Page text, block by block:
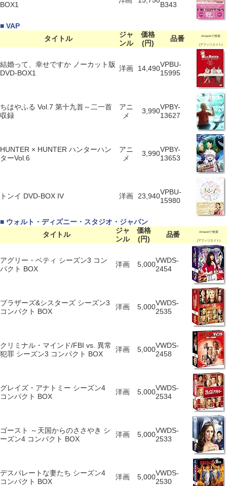
BOX1 B343
■ VAP
タイトル
ジャ
ンル
価格
(円)
品番 Amazonで検索
(アフィリエイト)
結婚って、幸せですか ノーカット版
DVD-BOX1
洋画 14,490VPBU-
15995
ちはやふる Vol.7 第十九首～二一首
収録
アニ
メ
3,990VPBY-
13627
HUNTER × HUNTER ハンターハン
ターVol.6
アニ
メ
3,990VPBY-
13653
トンイ DVD-BOX IV 洋画 23,940VPBU-
15980
■ ウォルト・ディズニー・スタジオ・ジャパン
タイトル
ジャ
ンル
価格
(円)
品番 Amazonで検索
(アフィリエイト)
アグリー・ベティ シーズン3 コン
パクト BOX
洋画 5,000VWDS-
2454
ブラザーズ&シスターズ シーズン3
コンパクト BOX
洋画 5,000VWDS-
2535
クリミナル・マインド/FBI vs. 異常
犯罪 シーズン3 コンパクト BOX
洋画 5,000VWDS-
2458
グレイズ・アナトミー シーズン4
コンパクト BOX
洋画 5,000VWDS-
2534
ゴースト ～天国からのささやき シ
ーズン4 コンパクト BOX
洋画 5,000VWDS-
2533
デスパレートな妻たち シーズン4
コンパクト BOX
洋画 5,000VWDS-
2530